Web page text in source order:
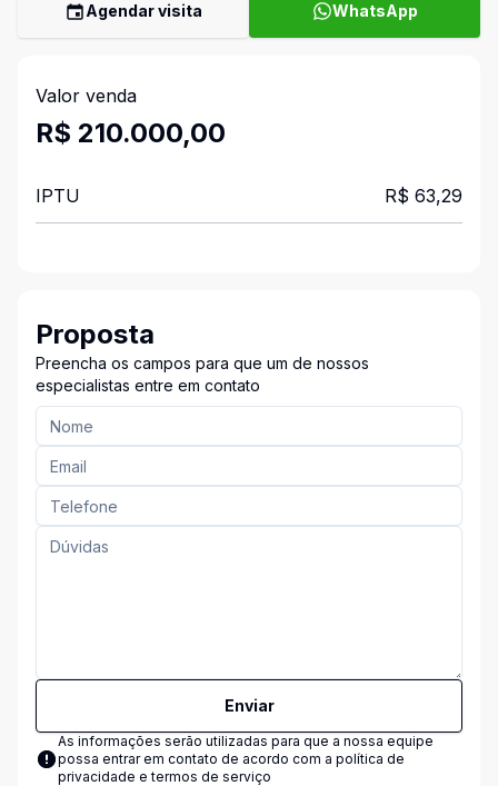
Agendar visita WhatsApp
Valor venda
R$ 210.000,00
IPTU R$ 63,29
Proposta
Preencha os campos para que um de nossos
especialistas entre em contato
Enviar
As informações serão utilizadas para que a nossa equipe
possa entrar em contato de acordo com a política de
privacidade e termos de serviço